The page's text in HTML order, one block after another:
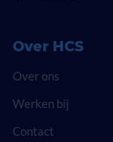
Over HCS
Over ons
Werken bij
Contact